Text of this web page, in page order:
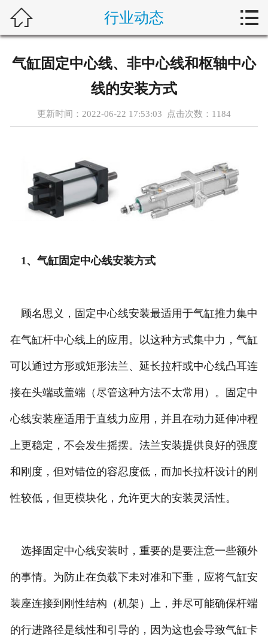
藤仓产品
服务案例
关于我们
 行业动态 
气缸固定中心线、非中心线和枢轴中心
线的安装方式
更新时间：2022-06-22 17:53:03 点击次数： 1184
1、气缸固定中心线安装方式
顾名思义，固定中心线安装最适用于气缸推力集中
在气缸杆中心线上的应用。以这种方式集中力，气缸
可以通过方形或矩形法兰、延长拉杆或中心线凸耳连
接在头端或盖端（尽管这种方法不太常用）。固定中
心线安装座适用于直线力应用，并且在动力延伸冲程
上更稳定，不会发生摇摆。法兰安装提供良好的强度
和刚度，但对错位的容忍度低，而加长拉杆设计的刚
性较低，但更模块化，允许更大的安装灵活性。
选择固定中心线安装时，重要的是要注意一些额外
的事情。为防止在负载下未对准和下垂，应将气缸安
装座连接到刚性结构（机架）上，并尽可能确保杆端
的行进路径是线性和引导的，因为这也会导致气缸卡